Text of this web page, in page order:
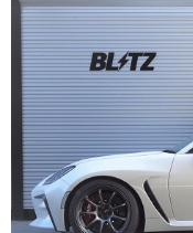
スクープ